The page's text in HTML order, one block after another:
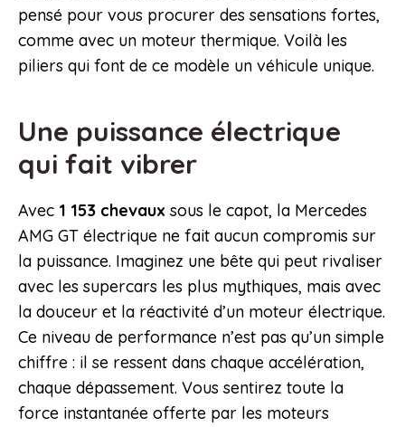
pensé pour vous procurer des sensations fortes,
comme avec un moteur thermique. Voilà les
piliers qui font de ce modèle un véhicule unique.
Une puissance électrique
qui fait vibrer
Avec 1 153 chevaux sous le capot, la Mercedes
AMG GT électrique ne fait aucun compromis sur
la puissance. Imaginez une bête qui peut rivaliser
avec les supercars les plus mythiques, mais avec
la douceur et la réactivité d’un moteur électrique.
Ce niveau de performance n’est pas qu’un simple
chiffre : il se ressent dans chaque accélération,
chaque dépassement. Vous sentirez toute la
force instantanée offerte par les moteurs